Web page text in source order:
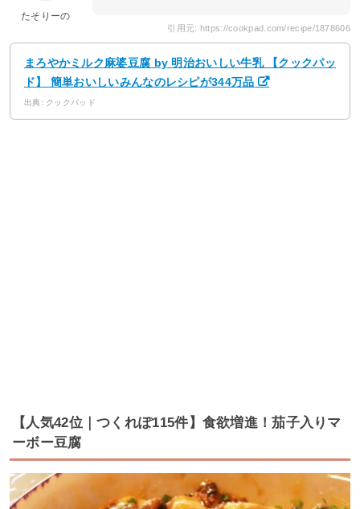
たそりーの
引用元: https://cookpad.com/recipe/1878606
まろやかミルク麻婆豆腐 by 明治おいしい牛乳 【クックパッ
ド】 簡単おいしいみんなのレシピが344万品
出典: クックパッド
【人気42位｜つくれぽ115件】食欲増進！茄子入りマ
ーボー豆腐